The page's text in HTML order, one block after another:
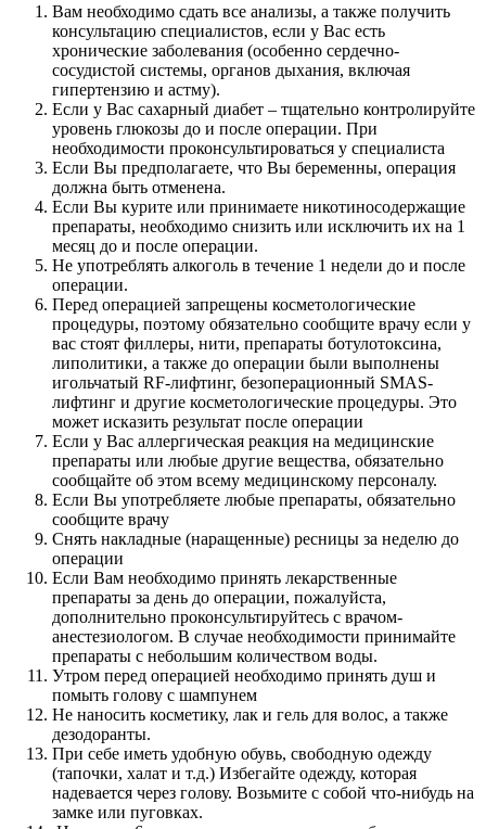
Вам необходимо сдать все анализы, а также получить
консультацию специалистов, если у Вас есть
хронические заболевания (особенно сердечно-
сосудистой системы, органов дыхания, включая
гипертензию и астму).
Если у Вас сахарный диабет – тщательно контролируйте
уровень глюкозы до и после операции. При
необходимости проконсультироваться у специалиста
Если Вы предполагаете, что Вы беременны, операция
должна быть отменена.
Если Вы курите или принимаете никотиносодержащие
препараты, необходимо снизить или исключить их на 1
месяц до и после операции.
Не употреблять алкоголь в течение 1 недели до и после
операции.
Перед операцией запрещены косметологические
процедуры, поэтому обязательно сообщите врачу если у
вас стоят филлеры, нити, препараты ботулотоксина,
липолитики, а также до операции были выполнены
игольчатый RF-лифтинг, безоперационный SMAS-
лифтинг и другие косметологические процедуры. Это
может исказить результат после операции
Если у Вас аллергическая реакция на медицинские
препараты или любые другие вещества, обязательно
сообщайте об этом всему медицинскому персоналу.
Если Вы употребляете любые препараты, обязательно
сообщите врачу
Снять накладные (наращенные) ресницы за неделю до
операции
Если Вам необходимо принять лекарственные
препараты за день до операции, пожалуйста,
дополнительно проконсультируйтесь с врачом-
анестезиологом. В случае необходимости принимайте
препараты с небольшим количеством воды.
Утром перед операцией необходимо принять душ и
помыть голову с шампунем
Не наносить косметику, лак и гель для волос, а также
дезодоранты.
При себе иметь удобную обувь, свободную одежду
(тапочки, халат и т.д.) Избегайте одежду, которая
надевается через голову. Возьмите с собой что-нибудь на
замке или пуговках.